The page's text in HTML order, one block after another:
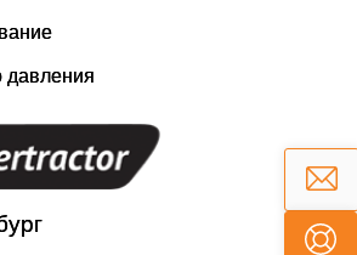
давления